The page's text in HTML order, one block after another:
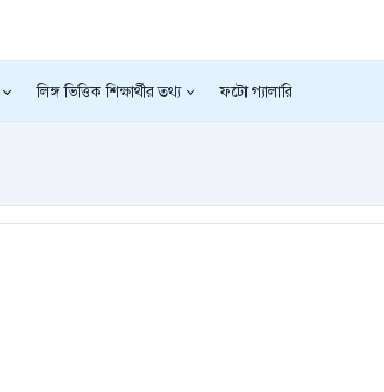
লিঙ্গ ভিত্তিক শিক্ষার্থীর তথ্য ফটো গ্যালারি